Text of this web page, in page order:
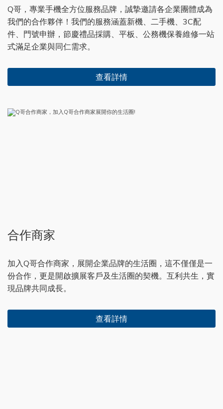
Q哥，專業手機全方位服務品牌，誠摯邀請各企業團體成為
我們的合作夥伴！我們的服務涵蓋新機、二手機、3C配
件、門號申辦，節慶禮品採購、平板、公務機保養維修一站
式滿足企業與同仁需求。
查看詳情
合作商家
加入Q哥合作商家，展開企業品牌的生活圈，這不僅僅是一
份合作，更是開啟擴展客戶及生活圈的契機。互利共生，實
現品牌共同成長。
查看詳情